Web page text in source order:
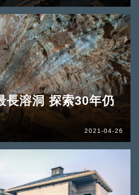
長溶洞 探索30年仍
2021-04-26